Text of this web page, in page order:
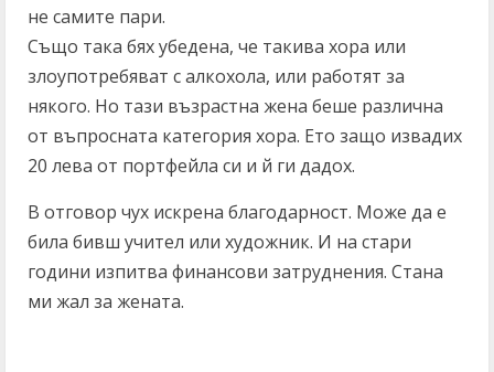
не самите пари.
Също така бях убедена, че такива хора или
злоупотребяват с алкохола, или работят за
някого. Но тази възрастна жена беше различна
от въпросната категория хора. Ето защо извадих
20 лева от портфейла си и й ги дадох.
В отговор чух искрена благодарност. Може да е
била бивш учител или художник. И на стари
години изпитва финансови затруднения. Стана
ми жал за жената.